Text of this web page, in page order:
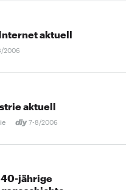
aktuell
2006
aktuell
7-8/2006
40-jährige